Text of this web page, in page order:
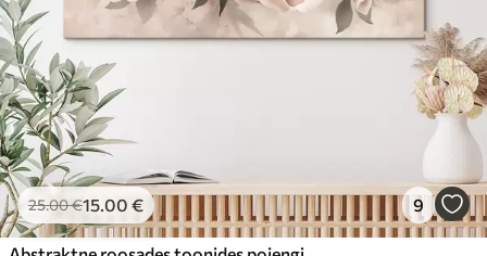
25.00€15.00 € 9